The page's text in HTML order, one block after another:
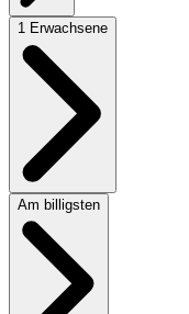
1 Erwachsene
Am billigsten